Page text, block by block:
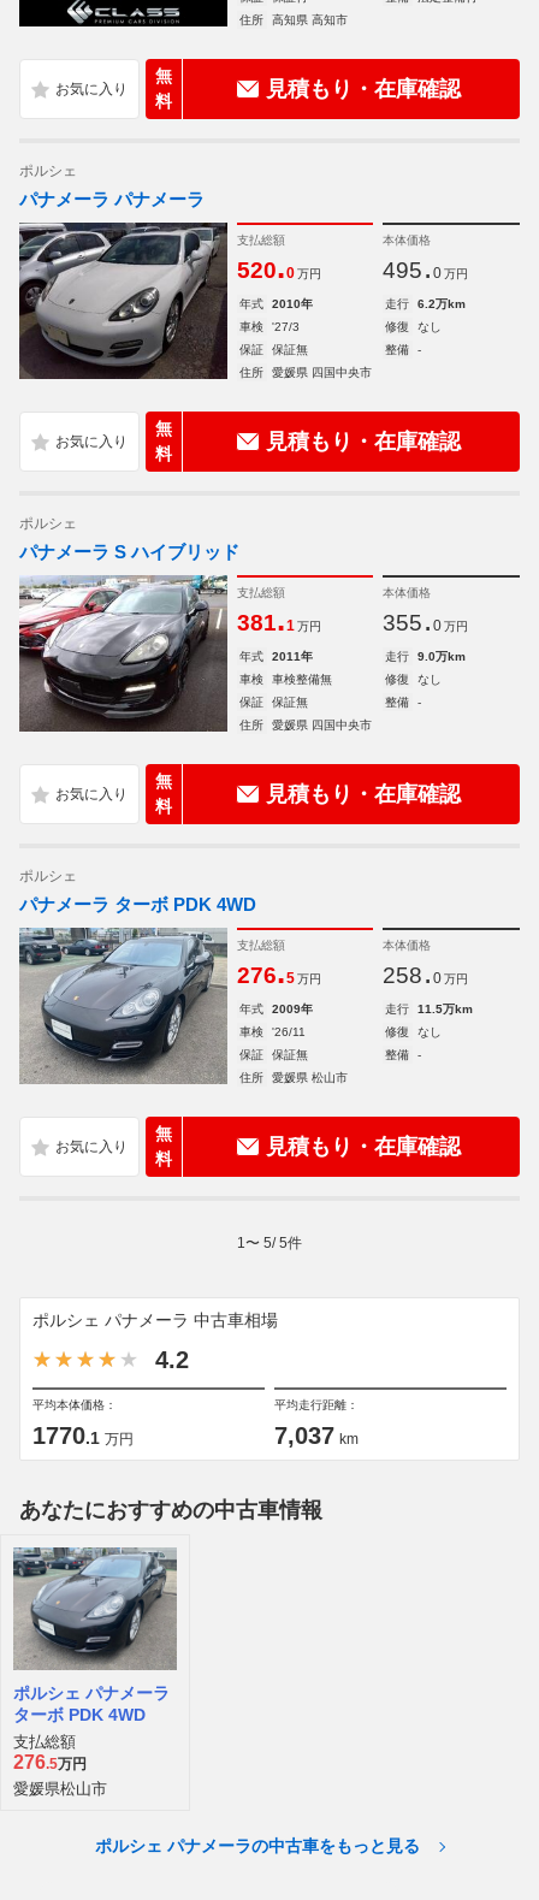
住所
高知県 高知市
無
料
見積もり・在庫確認
ポルシェ
パナメーラ パナメーラ
支払総額
520.0 万円
本体価格
495. 0 万円
年式 2010年 走行
6.2万km
車検
'27/3 修復
なし
保証
保証無 整備
-
住所
愛媛県 四国中央市
無
料
見積もり・在庫確認
ポルシェ
パナメーラ S ハイブリッド
支払総額
381.1 万円
本体価格
355. 0 万円
年式 2011年 走行
9.0万km
車検
車検整備無 修復
なし
保証
保証無 整備
-
住所
愛媛県 四国中央市
無
料
見積もり・在庫確認
ポルシェ
パナメーラ ターボ PDK 4WD
支払総額
276.5 万円
本体価格
258. 0 万円
年式 2009年 走行
11.5万km
車検
'26/11 修復
なし
保証
保証無 整備
-
住所
愛媛県 松山市
無
料
見積もり・在庫確認
1 〜 5/5件
ポルシェ パナメーラ 中古車相場
4.2
平均本体価格：
1770.1 万円
平均走行距離：
7,037 km
あなたにおすすめの中古車情報
ポルシェ パナメーラ
ターボ PDK 4WD
支払総額
276.5万円
愛媛県松山市
ポルシェ パナメーラの中古車をもっと見る